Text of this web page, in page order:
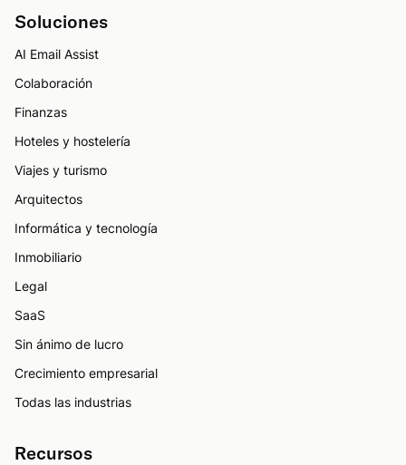
Soluciones
AI Email Assist
Colaboración
Finanzas
Hoteles y hostelería
Viajes y turismo
Arquitectos
Informática y tecnología
Inmobiliario
Legal
SaaS
Sin ánimo de lucro
Crecimiento empresarial
Todas las industrias
Recursos